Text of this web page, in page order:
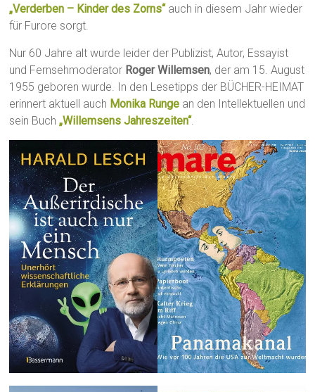
„Verderben – Kinder des Zorns“ auch in diesem Jahr wieder
für Furore sorgt.
Nur 60 Jahre alt wurde leider der Publizist, Autor, Essayist
und Fernsehmoderator Roger Willemsen, der am 15. August
1955 geboren wurde. In den Lesetipps der BÜCHER-HEIMAT
erinnert aktuell auch Monika Runge an den Intellektuellen und
sein Buch„Willemsens Jahreszeiten“.